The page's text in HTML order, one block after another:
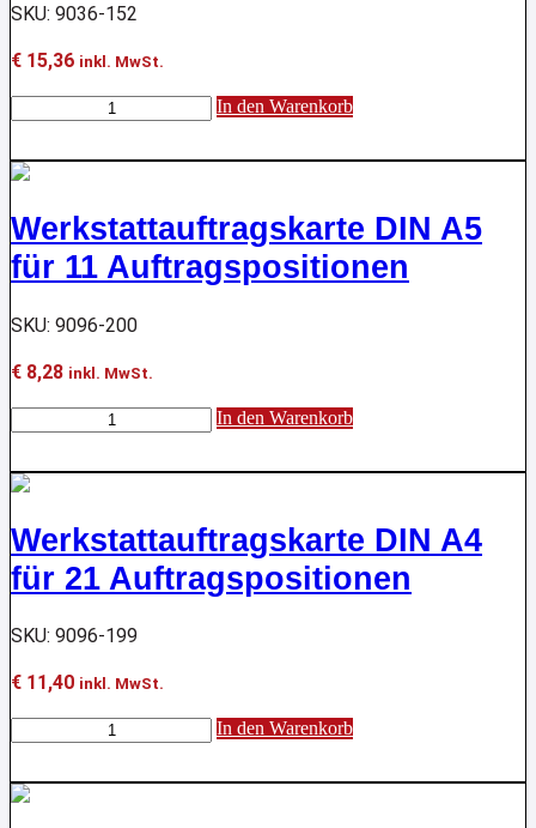
SKU: 9036-152
€ 15,36 inkl. MwSt.
für
Radeinlagerung
In den Warenkorb
Werkstattauftragskarte DIN A5
für 11 Auftragspositionen
SKU: 9096-200
€ 8,28 inkl. MwSt.
Werkstattauftragskarte
DIN
für
Auftragspositionen
Menge
In den Warenkorb
Werkstattauftragskarte DIN A4
für 21 Auftragspositionen
SKU: 9096-199
€ 11,40 inkl. MwSt.
Werkstattauftragskarte
DIN
für
In den Warenkorb